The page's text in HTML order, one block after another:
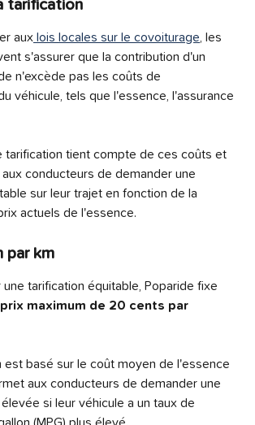
tarification
aux lois locales sur le covoiturage , les
s'assurer que la contribution d'un
n'excède pas les coûts de
véhicule, tels que l'essence, l'assurance
tarification tient compte de ces coûts et
conducteurs de demander une
sur leur trajet en fonction de la
actuels de l'essence.
par km
tarification équitable, Poparide fixe
maximum de 20 cents par
est basé sur le coût moyen de l'essence
aux conducteurs de demander une
si leur véhicule a un taux de